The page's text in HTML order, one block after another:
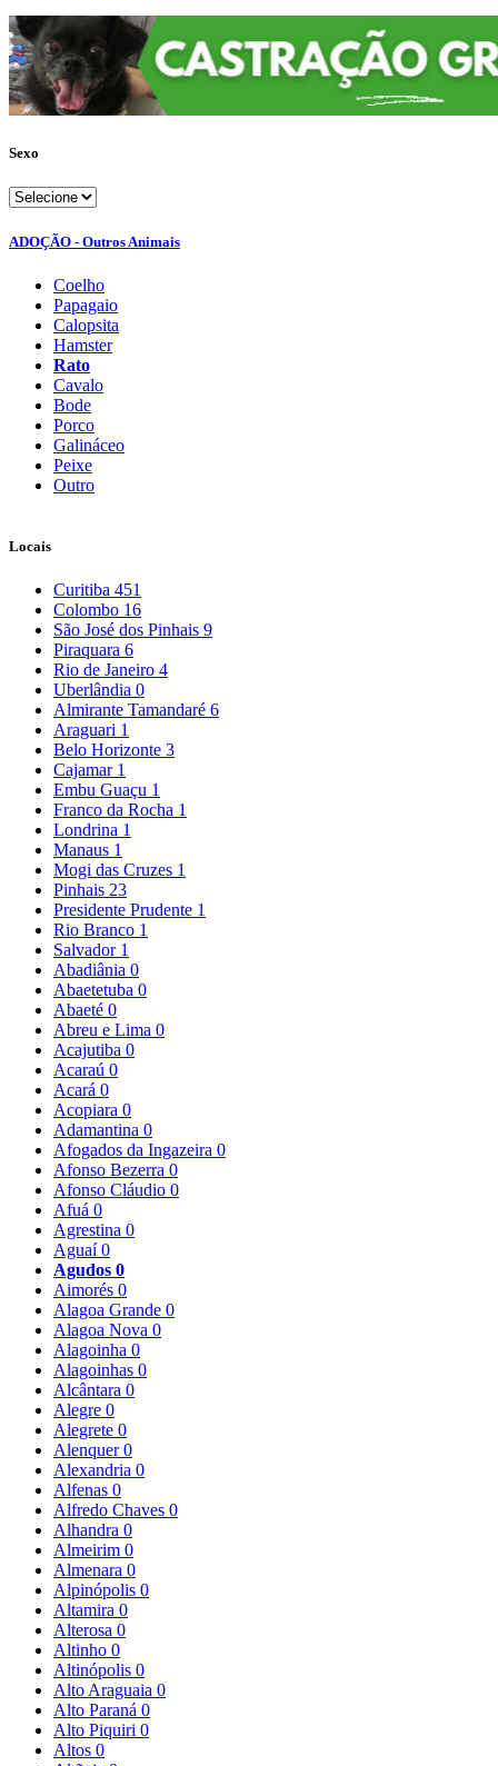
Sexo
ADOÇÃO - Outros Animais
Coelho
Papagaio
Calopsita
Hamster
Rato
Cavalo
Bode
Porco
Galináceo
Peixe
Outro
Locais
Curitiba 451
Colombo 16
São José dos Pinhais 9
Piraquara 6
Rio de Janeiro 4
Uberlândia 0
Almirante Tamandaré 6
Araguari 1
Belo Horizonte 3
Cajamar 1
Embu Guaçu 1
Franco da Rocha 1
Londrina 1
Manaus 1
Mogi das Cruzes 1
Pinhais 23
Presidente Prudente 1
Rio Branco 1
Salvador 1
Abadiânia 0
Abaetetuba 0
Abaeté 0
Abreu e Lima 0
Acajutiba 0
Acaraú 0
Acará 0
Acopiara 0
Adamantina 0
Afogados da Ingazeira 0
Afonso Bezerra 0
Afonso Cláudio 0
Afuá 0
Agrestina 0
Aguaí0
Agudos 0
Aimorés 0
Alagoa Grande 0
Alagoa Nova 0
Alagoinha 0
Alagoinhas 0
Alcântara 0
Alegre 0
Alegrete 0
Alenquer0
Alexandria 0
Alfenas 0
Alfredo Chaves 0
Alhandra 0
Almeirim 0
Almenara 0
Alpinópolis 0
Altamira 0
Alterosa 0
Altinho 0
Altinópolis 0
Alto Araguaia 0
Alto Paraná 0
Alto Piquiri 0
Altos 0